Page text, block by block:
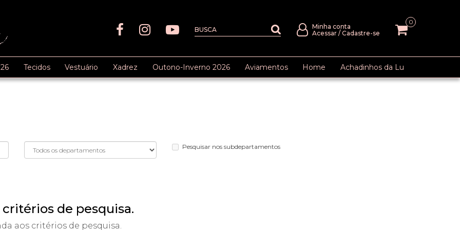
Minha conta
Acessar / Cadastre-se
0
Tecidos Vestuário Xadrez Outono-Inverno 2026 Aviamentos Home Achadinhos da Lu
Pesquisar nos subdepartamentos
de pesquisa.
aos critérios de pesquisa.